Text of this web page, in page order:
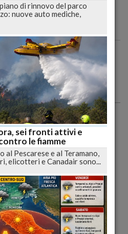
Turco a margine del vertice di
il peggio deve ancora
svolta meteo
massima allerta: continua
delle autorità
il fuoco
nubifragi e grandine,
domenica
sull’Iran: basi Usa nel mirino,
di rinnovo del parco
nuove auto mediche,
sei fronti attivi e
le fiamme
al Pescarese e al Teramano,
elicotteri e Canadair sono...